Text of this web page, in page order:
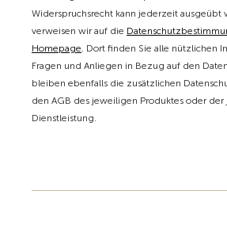
Widerspruchsrecht kann jederzeit ausgeübt
verweisen wir auf die
Homepage. Dort finden Sie alle nützlichen
Fragen und Anliegen in Bezug auf den
bleiben ebenfalls die zusätzlichen
den AGB des jeweiligen Produktes oder
Dienstleistung.